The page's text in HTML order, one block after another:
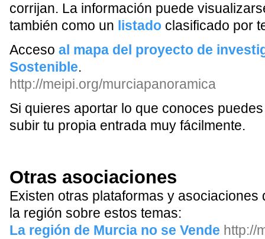
corrijan. La información puede
también como un listado clasificado por
Acceso al mapa del proyecto de
Sostenible.
http://meipi.org/murciapanoramica
Si quieres aportar lo que conoces
subir tu propia entrada muy fácilmente.
Otras asociaciones
Existen otras plataformas y asociaciones
la región sobre estos temas:
La región de Murcia no se Vende http://